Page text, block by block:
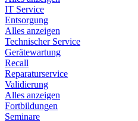
IT Service
Entsorgung
Alles anzeigen
Technischer Service
Gerätewartung
Recall
Reparaturservice
Validierung
Alles anzeigen
Fortbildungen
Seminare